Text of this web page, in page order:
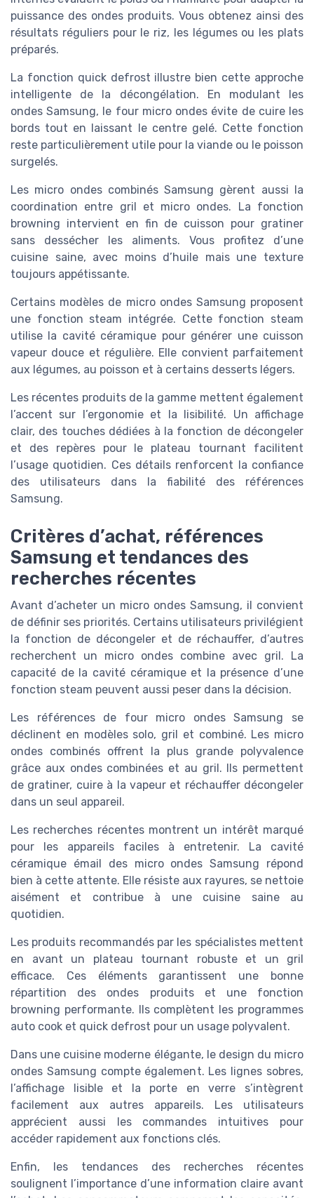
puissance des ondes produits. Vous obtenez ainsi des
résultats réguliers pour le riz, les légumes ou les plats
préparés.
La fonction quick defrost illustre bien cette approche
intelligente de la décongélation. En modulant les
ondes Samsung, le four micro ondes évite de cuire les
bords tout en laissant le centre gelé. Cette fonction
reste particulièrement utile pour la viande ou le poisson
surgelés.
Les micro ondes combinés Samsung gèrent aussi la
coordination entre gril et micro ondes. La fonction
browning intervient en fin de cuisson pour gratiner
sans dessécher les aliments. Vous profitez d’une
cuisine saine, avec moins d’huile mais une texture
toujours appétissante.
Certains modèles de micro ondes Samsung proposent
une fonction steam intégrée. Cette fonction steam
utilise la cavité céramique pour générer une cuisson
vapeur douce et régulière. Elle convient parfaitement
aux légumes, au poisson et à certains desserts légers.
Les récentes produits de la gamme mettent également
l’accent sur l’ergonomie et la lisibilité. Un affichage
clair, des touches dédiées à la fonction de décongeler
et des repères pour le plateau tournant facilitent
l’usage quotidien. Ces détails renforcent la confiance
des utilisateurs dans la fiabilité des références
Samsung.
Critères d’achat, références
Samsung et tendances des
recherches récentes
Avant d’acheter un micro ondes Samsung, il convient
de définir ses priorités. Certains utilisateurs privilégient
la fonction de décongeler et de réchauffer, d’autres
recherchent un micro ondes combine avec gril. La
capacité de la cavité céramique et la présence d’une
fonction steam peuvent aussi peser dans la décision.
Les références de four micro ondes Samsung se
déclinent en modèles solo, gril et combiné. Les micro
ondes combinés offrent la plus grande polyvalence
grâce aux ondes combinées et au gril. Ils permettent
de gratiner, cuire à la vapeur et réchauffer décongeler
dans un seul appareil.
Les recherches récentes montrent un intérêt marqué
pour les appareils faciles à entretenir. La cavité
céramique émail des micro ondes Samsung répond
bien à cette attente. Elle résiste aux rayures, se nettoie
aisément et contribue à une cuisine saine au
quotidien.
Les produits recommandés par les spécialistes mettent
en avant un plateau tournant robuste et un gril
efficace. Ces éléments garantissent une bonne
répartition des ondes produits et une fonction
browning performante. Ils complètent les programmes
auto cook et quick defrost pour un usage polyvalent.
Dans une cuisine moderne élégante, le design du micro
ondes Samsung compte également. Les lignes sobres,
l’affichage lisible et la porte en verre s’intègrent
facilement aux autres appareils. Les utilisateurs
apprécient aussi les commandes intuitives pour
accéder rapidement aux fonctions clés.
Enfin, les tendances des recherches récentes
soulignent l’importance d’une information claire avant